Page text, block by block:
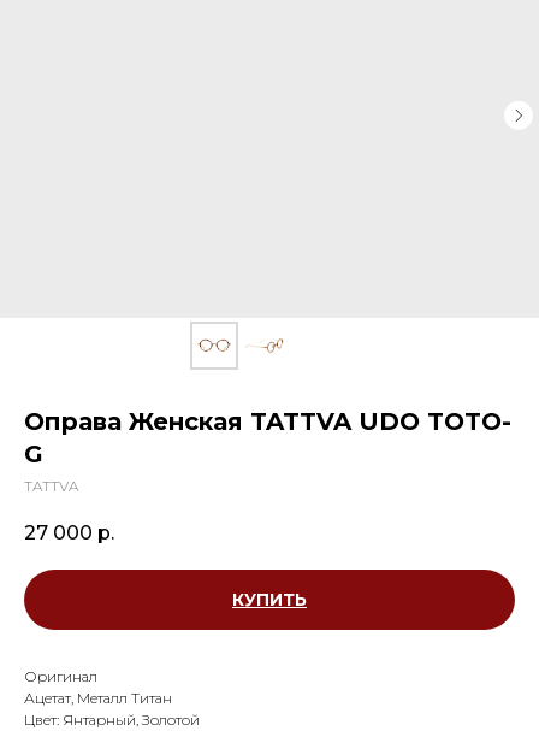
Оправа Женская TATTVA UDO TOTO-
G
TATTVA
27 000 р.
КУПИТЬ
Оригинал
Ацетат, Металл Титан
Цвет: Янтарный, Золотой